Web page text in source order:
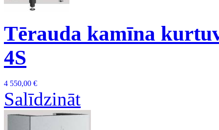
Tērauda kamīna
4S
4 550,00 €
Salīdzināt